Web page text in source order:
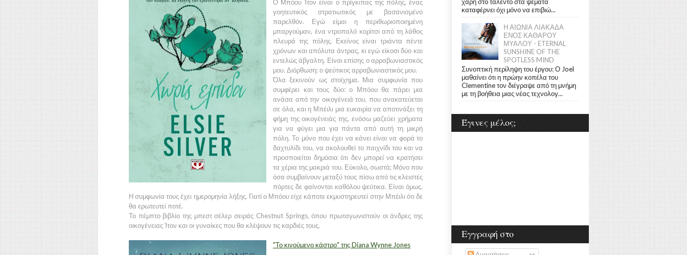
Ο Μπόου Ίτον είναι ο πρίγκιπας της πόλης, ένας
γοητευτικός στρατιωτικός με βασανισμένο
παρελθόν. Εγώ είμαι η περιθωριοποιημένη
μπαργούμαν, ένα ντροπαλό κορίτσι από τη λάθος
πλευρά της πόλης. Εκείνος είναι τριάντα πέντε
χρόνων και απόλυτα άντρας, κι εγώ είκοσι δύο και
εντελώς άβγαλτη. Είναι επίσης ο αρραβωνιαστικός
μου. Διόρθωση: ο ψεύτικος αρραβωνιαστικός μου.
Όλα ξεκινούν ως στοίχημα. Μια συμφωνία που
συμφέρει και τους δύο: ο Μπόου θα πάρει μια
ανάσα από την οικογένειά του, που ανακατεύεται
σε όλα, και η Μπέιλι μια ευκαιρία να αποτινάξει τη
φήμη της οικογένειάς της, ενόσω μαζεύει χρήματα
για να φύγει μια για πάντα από αυτή τη μικρή
πόλη. Το μόνο που έχει να κάνει είναι να φορά το
δαχτυλίδι του, να ακολουθεί το παιχνίδι του και να
προσποιείται δημόσια ότι δεν μπορεί να κρατήσει
τα χέρια της μακριά του. Εύκολο, σωστά; Μόνο που
όσα συμβαίνουν μεταξύ τους πίσω από τις κλειστές
πόρτες δε φαίνονται καθόλου ψεύτικα. Είναι όμως.
Η συμφωνία τους έχει ημερομηνία λήξης. Γιατί ο Μπόου είχε κάποτε εκμυστηρευτεί στην Μπέιλι ότι δε
θα ερωτευτεί ποτέ.
Το πέμπτο βιβλίο της μπεστ σέλερ σειράς Chestnut Springs, όπου πρωταγωνιστούν οι άνδρες της
οικογένειας Ίτον και οι γυναίκες που θα κλέψουν τις καρδιές τους.
"Το κινούμενο κάστρο" της Diana Wynne Jones
καταφέρνει όχι μόνο να επιβιώ...
Η ΑΙΩΝΙΑ ΛΙΑΚΑΔΑ
ΕΝΟΣ ΚΑΘΑΡΟΥ
ΜΥΑΛΟΥ - ETERNAL
SUNSHINE OF THE
SPOTLESS MIND
Συνοπτική περίληψη του έργου: Ο Joel
μαθαίνει ότι η πρώην κοπέλα του
Clementine τον διέγραψε από τη μνήμη
με τη βοήθεια μιας νέας τεχνολογ...
Έγινες μέλος;
Εγγραφή στο